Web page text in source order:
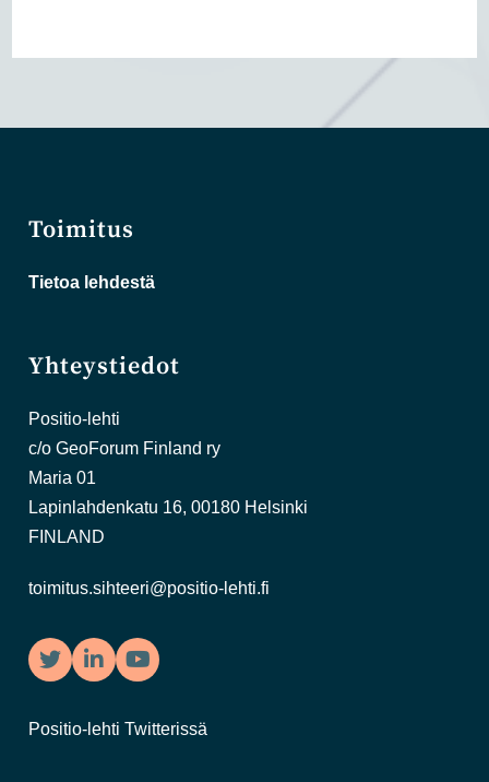
Toimitus
Tietoa lehdestä
Yhteystiedot
Positio-lehti
c/o GeoForum Finland ry
Maria 01
Lapinlahdenkatu 16, 00180 Helsinki
FINLAND
toimitus.sihteeri@positio-lehti.fi
TwitterLinkedInYouTube
Positio-lehti Twitterissä